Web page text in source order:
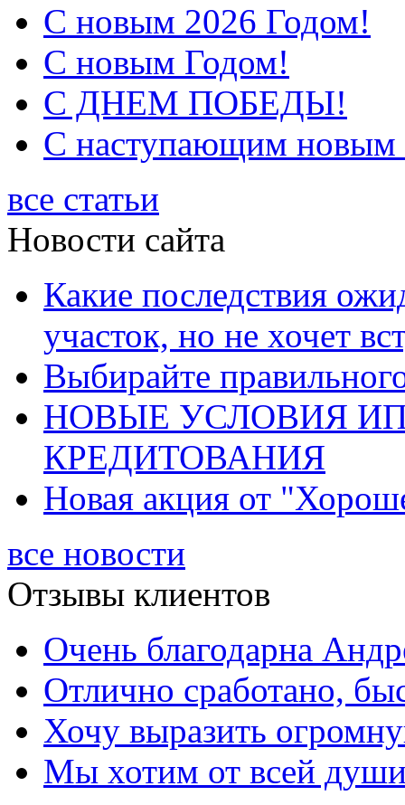
С новым 2026 Годом!
С новым Годом!
С ДНЕМ ПОБЕДЫ!
С наступающим новым
все статьи
Новости сайта
Какие последствия
участок, но не хочет
Выбирайте
НОВЫЕ УСЛОВИЯ
КРЕДИТОВАНИЯ
Новая акция от
все новости
Отзывы клиентов
Очень благодарна
Отлично сработано,
Хочу выразить
Мы хотим от всей души